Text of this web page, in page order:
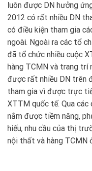
luôn được DN hưởng
2012 có rất nhiều DN
có điều kiện tham gia
ngoài. Ngoài ra các tổ
đã tổ chức nhiều cuộc
hàng TCMN và trang trí
được rất nhiều DN trên
tham gia vì được trực
XTTM quốc tế. Qua
nắm được tiềm năng,
hiếu, nhu cầu của thị
nội thất và hàng TCMN